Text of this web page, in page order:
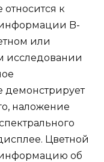
относится к
B-
или
исследовании
демонстрирует
наложение
Цветной
об